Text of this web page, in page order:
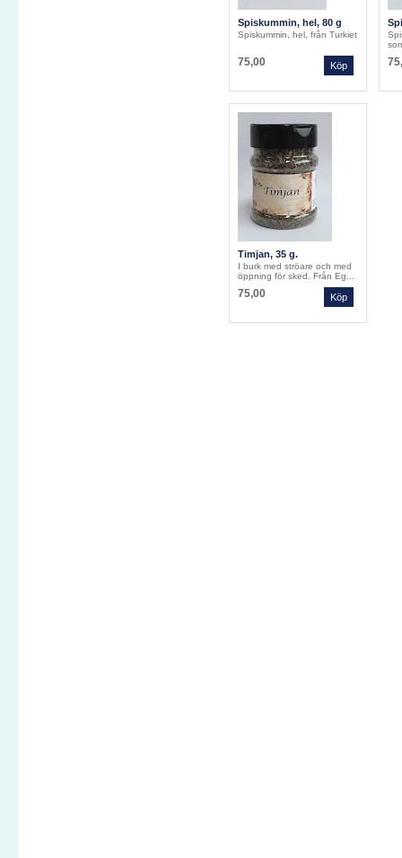
Spiskummin, hel, 80 g
Spiskummin, hel, från Turkiet
75,00
Timjan, 35 g.
I burk med ströare och med
öppning för sked. Från Eg...
75,00